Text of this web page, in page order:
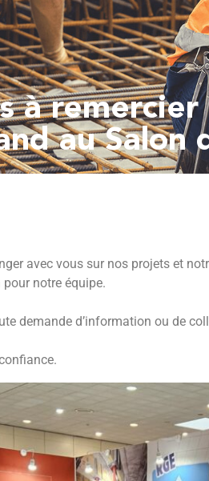
à
au Salon
avec vous sur nos projets et
notre équipe.
demande d’information ou de